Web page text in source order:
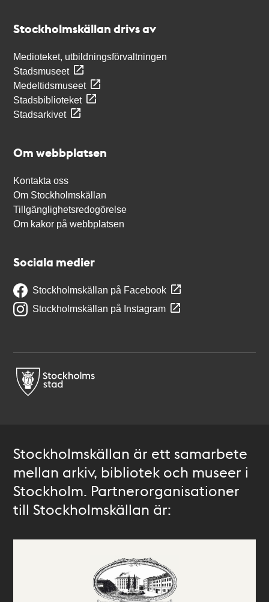
Stockholmskällan drivs av
Medioteket, utbildningsförvaltningen
Stadsmuseet
Medeltidsmuseet
Stadsbiblioteket
Stadsarkivet
Om webbplatsen
Kontakta oss
Om Stockholmskällan
Tillgänglighetsredogörelse
Om kakor på webbplatsen
Sociala medier
Stockholmskällan på Facebook
Stockholmskällan på Instagram
Stockholmskällan är ett samarbete
mellan arkiv, bibliotek och museer i
Stockholm. Partnerorganisationer
till Stockholmskällan är: